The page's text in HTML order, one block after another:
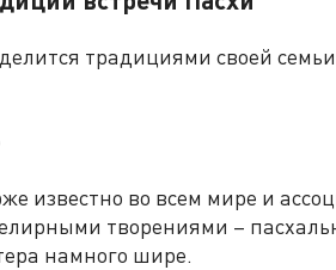
традициями своей семьи
известно во всем мире и
творениями –
намного шире.